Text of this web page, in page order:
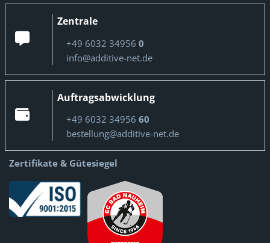
Zentrale
+49 6032 34956 0
info@additive-net.de
Auftragsabwicklung
+49 6032 34956 60
bestellung@additive-net.de
Zertifikate & Gütesiegel